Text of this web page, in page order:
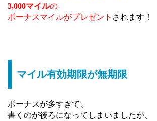
3,000マイルの
ボーナスマイルがプレゼント されます！
マイル有効期限が無期限
ボーナスが多すぎて、
書くのが後ろになってしまいましたが、